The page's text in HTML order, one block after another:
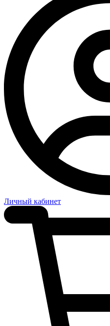
Личный кабинет